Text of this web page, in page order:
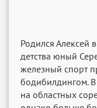
Родился Алексей
детства юный
железный спорт
бодибилдингом. В
на областных